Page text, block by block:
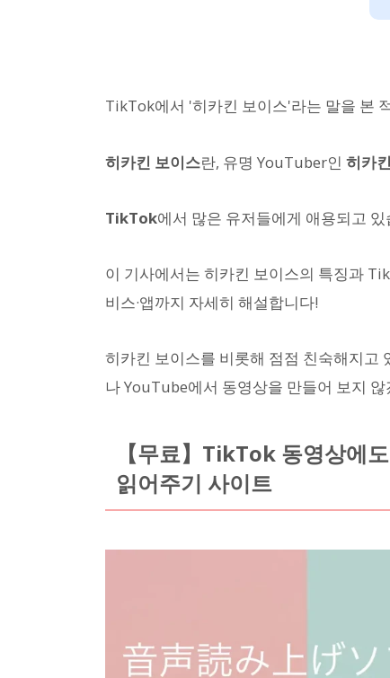
TikTok에서 '히카킨 보이스'라는 말을 본
히카킨 보이스란, 유명 YouTuber인 히카
TikTok에서 많은 유저들에게 애용되고 있
이 기사에서는 히카킨 보이스의 특징과
비스·앱까지 자세히 해설합니다!
히카킨 보이스를 비롯해 점점 친숙해지고
나 YouTube에서 동영상을 만들어 보지 않
【무료】TikTok 동영상에
읽어주기 사이트